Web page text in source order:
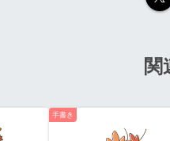
関
手書き